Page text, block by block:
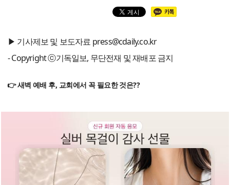
▶ 기사제보 및 보도자료 press@cdaily.co.kr
- Copyright ⓒ기독일보, 무단전재 및 재배포 금지
👉 새벽 예배 후, 교회에서 꼭 필요한 것은??